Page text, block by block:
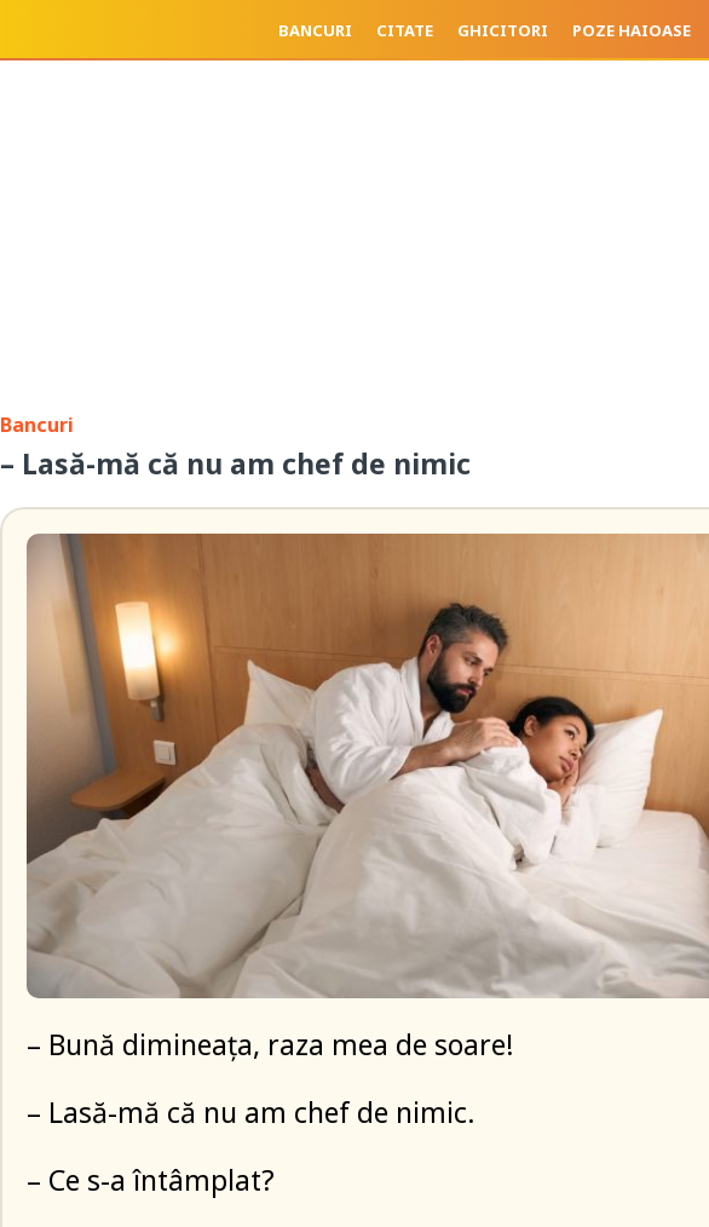
BANCURI CITATE GHICITORI POZE HAIOASE
Bancuri
– Lasă-mă că nu am chef de nimic
– Bună dimineața, raza mea de soare!
– Lasă-mă că nu am chef de nimic.
– Ce s-a întâmplat?